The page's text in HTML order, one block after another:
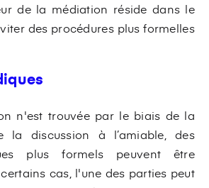
de la médiation réside dans le
des procédures plus formelles
n'est trouvée par le biais de la
la discussion à l’amiable, des
plus formels peuvent être
cas, l'une des parties peut